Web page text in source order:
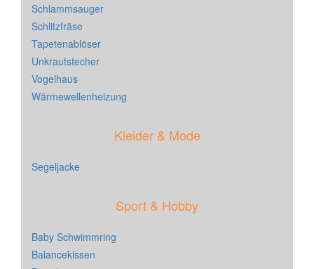
Schlammsauger
Schlitzfräse
Tapetenablöser
Unkrautstecher
Vogelhaus
Wärmewellenheizung
Kleider & Mode
Segeljacke
Sport & Hobby
Baby Schwimmring
Balancekissen